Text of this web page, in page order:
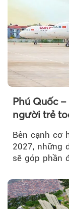
Phú Quốc
người trẻ
Bên cạnh cơ
2027, những
sẽ góp phần